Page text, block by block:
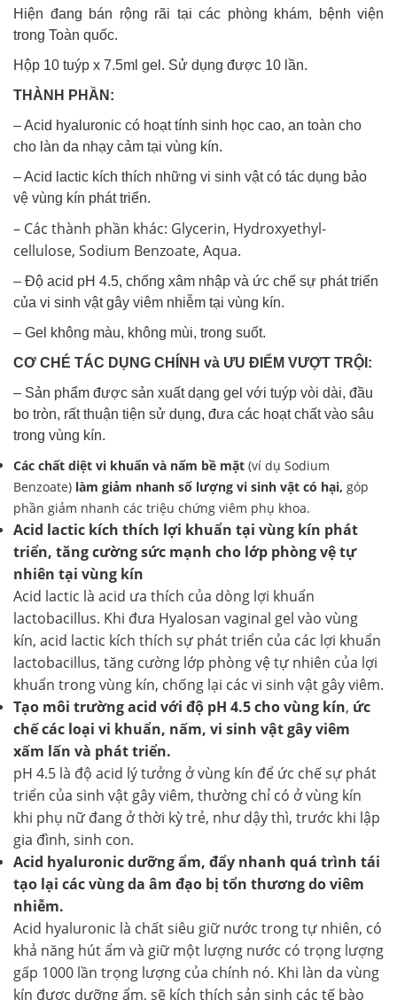
Hiện đang bán rộng rãi tại các phòng khám, bệnh viện
trong Toàn quốc.
Hộp 10 tuýp x 7.5ml gel. Sử dụng được 10 lần.
THÀNH PHẦN:
– Acid hyaluronic có hoạt tính sinh học cao, an toàn cho
cho làn da nhạy cảm tại vùng kín.
– Acid lactic kích thích những vi sinh vật có tác dụng bảo
vệ vùng kín phát triển.
– Các thành phần khác: Glycerin, Hydroxyethyl-
cellulose, Sodium Benzoate, Aqua.
– Độ acid pH 4.5, chống xâm nhập và ức chế sự phát triển
của vi sinh vật gây viêm nhiễm tại vùng kín.
– Gel không màu, không mùi, trong suốt.
CƠ CHÉ TÁC DỤNG CHÍNH và ƯU ĐIỂM VƯỢT TRỘI:
– Sản phẩm được sản xuất dạng gel với tuýp vòi dài, đầu
bo tròn, rất thuận tiện sử dụng, đưa các hoạt chất vào sâu
trong vùng kín.
Các chất diệt vi khuẩn và nấm bề mặt (ví dụ Sodium
Benzoate) làm giảm nhanh số lượng vi sinh vật có hại, góp
phần giảm nhanh các triệu chứng viêm phụ khoa.
Acid lactic kích thích lợi khuẩn tại vùng kín phát
triển, tăng cường sức mạnh cho lớp phòng vệ tự
nhiên tại vùng kín
Acid lactic là acid ưa thích của dòng lợi khuẩn
lactobacillus. Khi đưa Hyalosan vaginal gel vào vùng
kín, acid lactic kích thích sự phát triển của các lợi khuẩn
lactobacillus, tăng cường lớp phòng vệ tự nhiên của lợi
khuẩn trong vùng kín, chống lại các vi sinh vật gây viêm.
Tạo môi trường acid với độ pH 4.5 cho vùng kín, ức
chế các loại vi khuẩn, nấm, vi sinh vật gây viêm
xấm lấn và phát triển.
pH 4.5 là độ acid lý tưởng ở vùng kín để ức chế sự phát
triển của sinh vật gây viêm, thường chỉ có ở vùng kín
khi phụ nữ đang ở thời kỳ trẻ, như dậy thì, trước khi lập
gia đình, sinh con.
Acid hyaluronic dưỡng ẩm, đẩy nhanh quá trình tái
tạo lại các vùng da âm đạo bị tổn thương do viêm
nhiễm.
Acid hyaluronic là chất siêu giữ nước trong tự nhiên, có
khả năng hút ẩm và giữ một lượng nước có trọng lượng
gấp 1000 lần trọng lượng của chính nó. Khi làn da vùng
kín được dưỡng ẩm, sẽ kích thích sản sinh các tế bào